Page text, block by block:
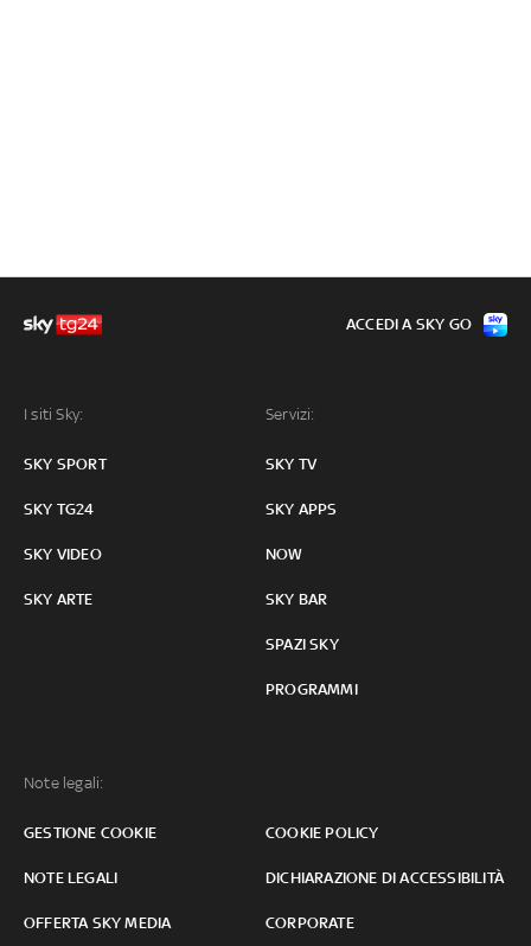
I siti Sky:
SKY SPORT
SKY TG24
SKY VIDEO
SKY ARTE
Servizi:
SKY TV
SKY APPS
NOW
SKY BAR
SPAZI SKY
PROGRAMMI
Note legali:
GESTIONE COOKIE COOKIE POLICY
NOTE LEGALI DICHIARAZIONE DI ACCESSIBILITÀ
OFFERTA SKY MEDIA CORPORATE
ACCEDI A SKY GO